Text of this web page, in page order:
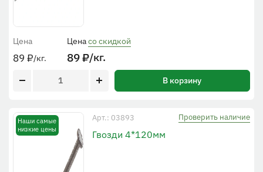
Цена
89 ₽/кг.
Ценасо скидкой
89₽/кг.
В корзину
Наши самые
низкие цены
Арт.: 03893 Проверить наличие
Гвозди 4*120мм